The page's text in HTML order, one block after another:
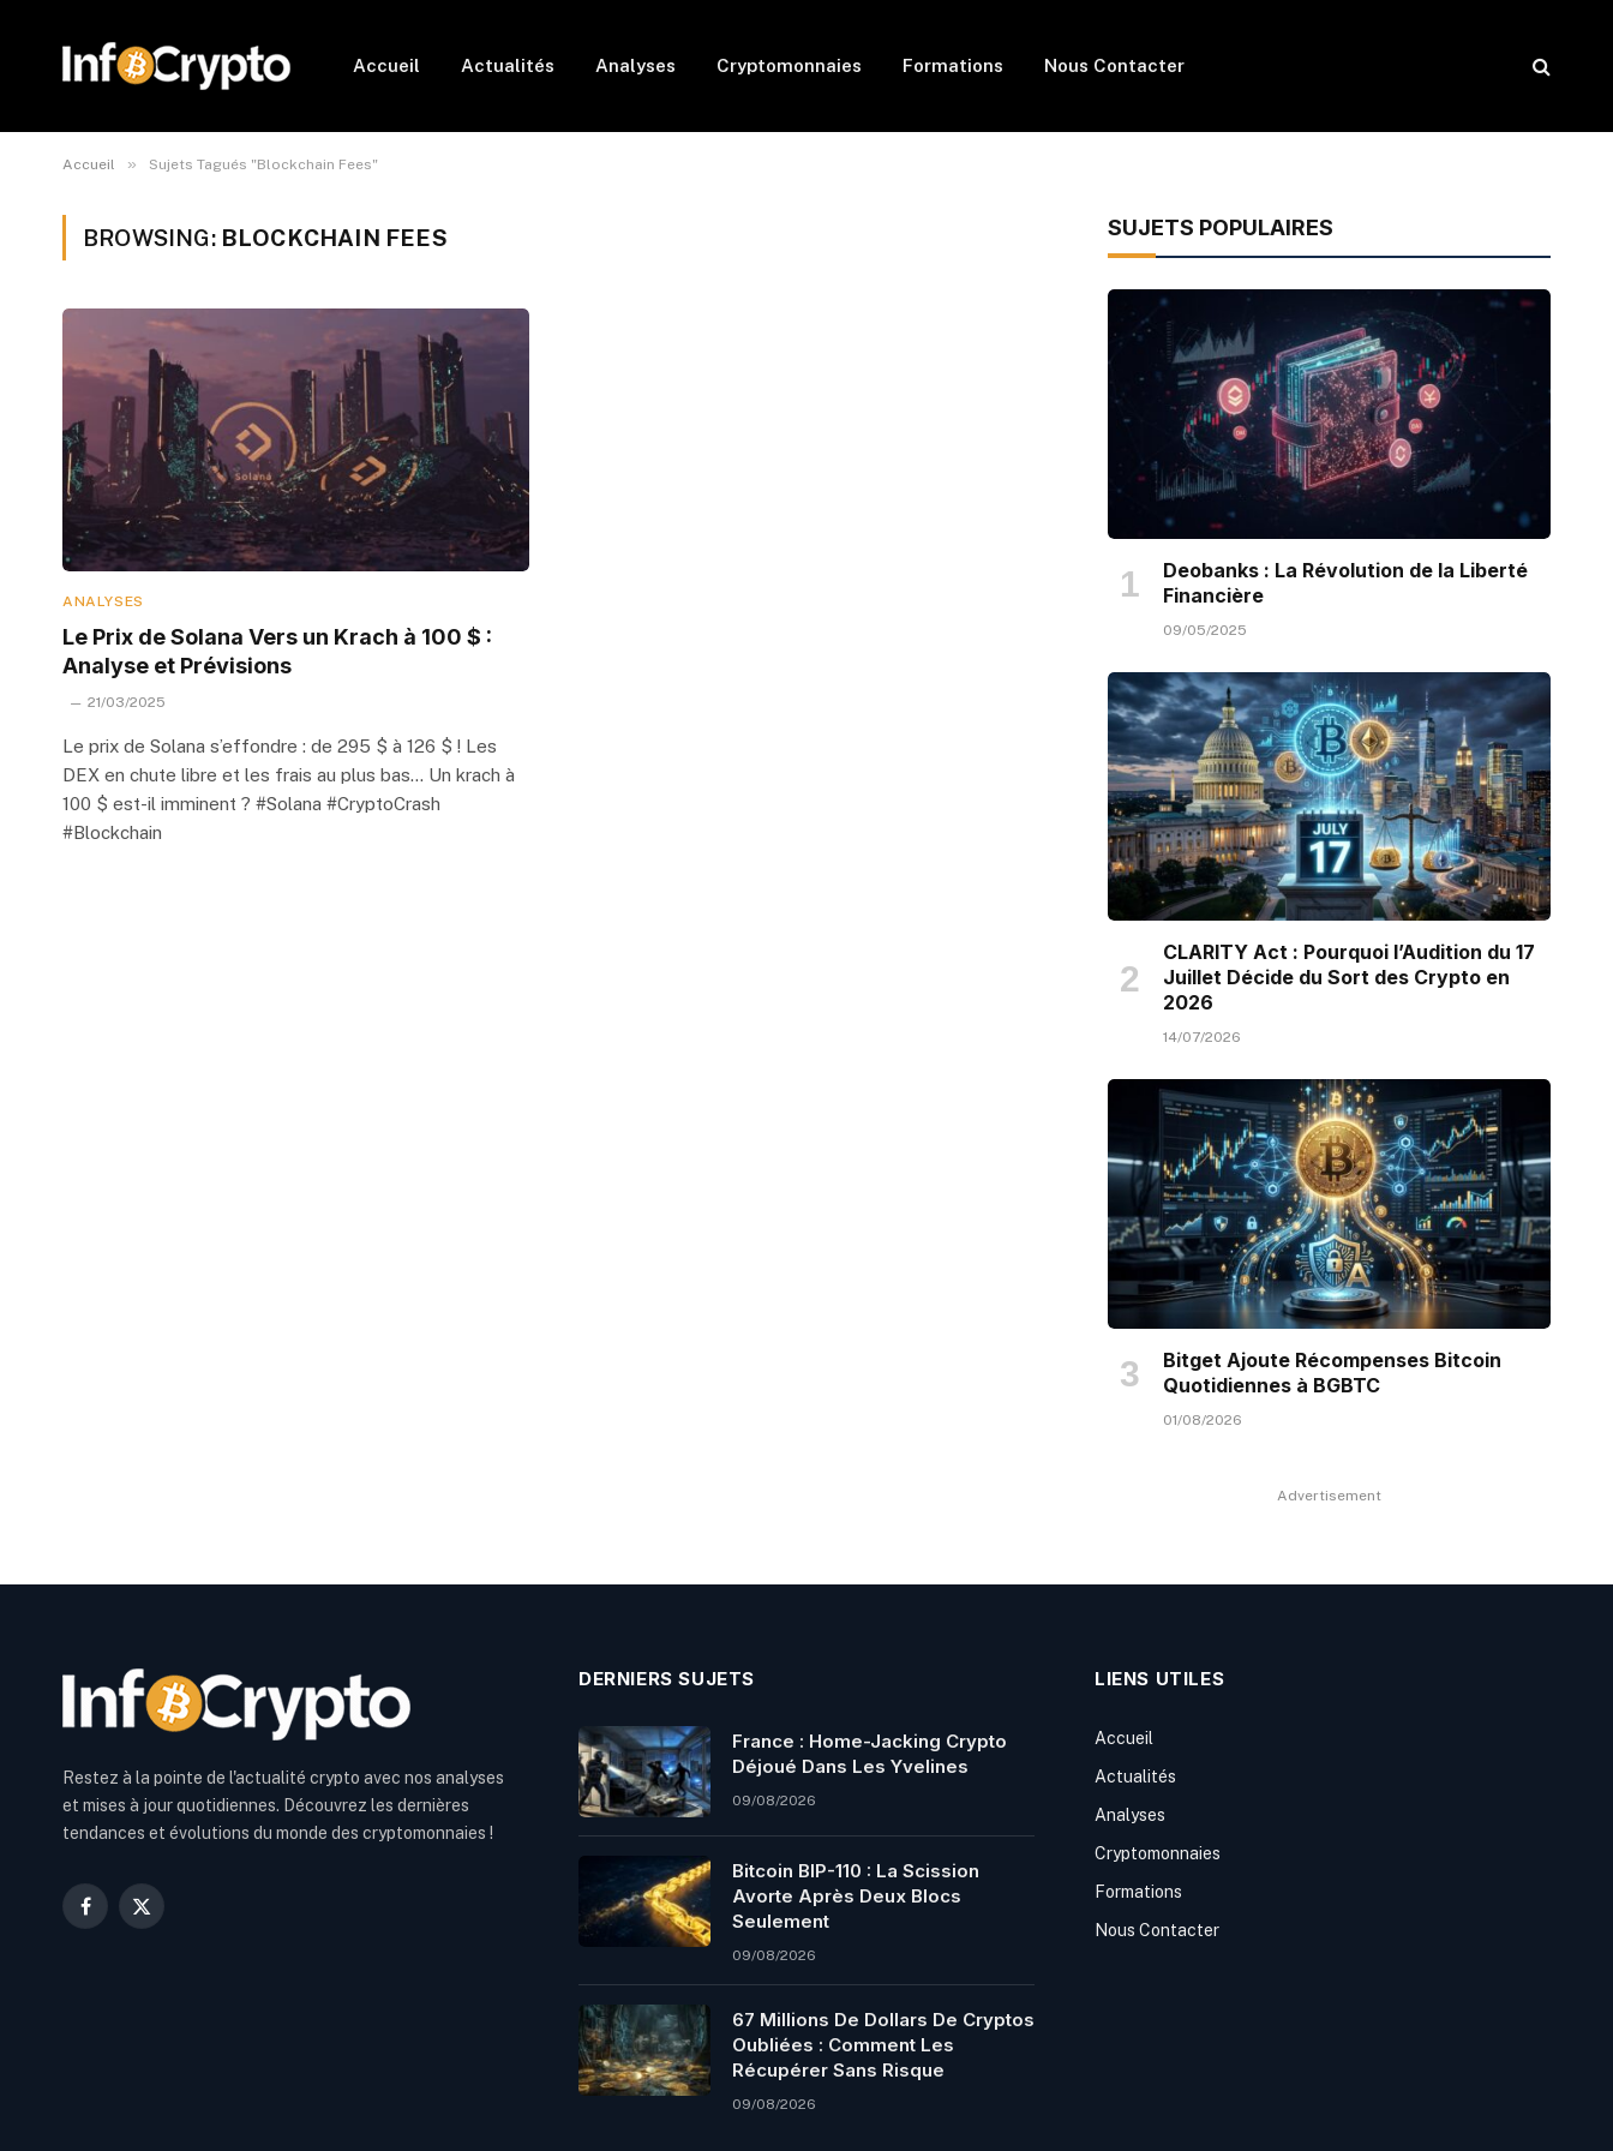
Accueil Actualités Analyses Cryptomonnaies Formations Nous Contacter
Accueil » Sujets Tagués "Blockchain Fees"
BROWSING: BLOCKCHAIN FEES
ANALYSES
Le Prix de Solana Vers un Krach à 100 $ :
Analyse et Prévisions
21/03/2025
Le prix de Solana s’effondre : de 295 $ à 126 $ ! Les
DEX en chute libre et les frais au plus bas… Un krach à
100 $ est-il imminent ? #Solana #CryptoCrash
#Blockchain
SUJETS POPULAIRES
Deobanks : La Révolution de la Liberté
Financière
09/05/2025
CLARITY Act : Pourquoi l’Audition du 17
Juillet Décide du Sort des Crypto en
2026
14/07/2026
Bitget Ajoute Récompenses Bitcoin
Quotidiennes à BGBTC
01/08/2026
Advertisement
Restez à la pointe de l'actualité crypto avec nos analyses
et mises à jour quotidiennes. Découvrez les dernières
tendances et évolutions du monde des cryptomonnaies !
Facebook
X
DERNIERS SUJETS
France : Home-Jacking Crypto
Déjoué Dans Les Yvelines
09/08/2026
Bitcoin BIP-110 : La Scission
Avorte Après Deux Blocs
Seulement
09/08/2026
67 Millions De Dollars De Cryptos
Oubliées : Comment Les
Récupérer Sans Risque
09/08/2026
LIENS UTILES
Accueil
Actualités
Analyses
Cryptomonnaies
Formations
Nous Contacter